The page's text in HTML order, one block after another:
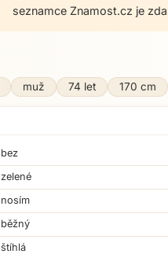
seznamce Znamost.cz je
muž 74 let 170 cm
bez
zelené
nosím
běžný
štíhlá